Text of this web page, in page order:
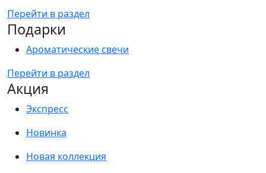
Перейти в раздел
Подарки
Ароматические свечи
Перейти в раздел
Акция
Экспресс
Новинка
Новая коллекция